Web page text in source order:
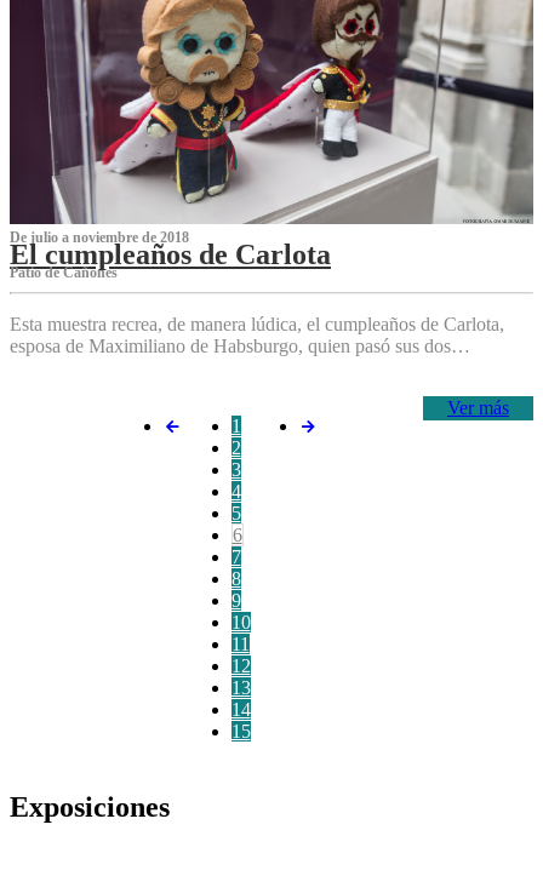
De julio a noviembre de 2018
El cumpleaños de Carlota
Patio de Cañones
Esta muestra recrea, de manera lúdica, el cumpleaños de Carlota,
esposa de Maximiliano de Habsburgo, quien pasó sus dos…
Ver más
1
2
3
4
5
6
7
8
9
10
11
12
13
14
15
Exposiciones